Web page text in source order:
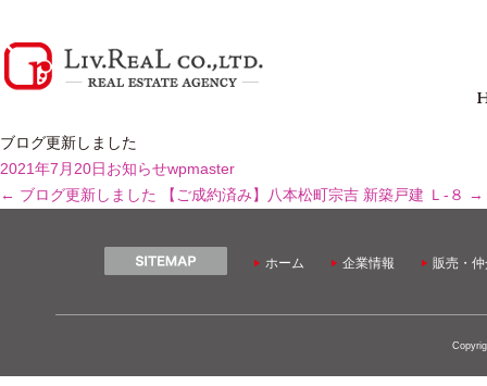
ブログ更新しました
2021年7月20日 お知らせwpmaster
← ブログ更新しました 【ご成約済み】八本松町宗吉 新築戸建 Ｌ-８ →
ホーム 企業情報 販売・